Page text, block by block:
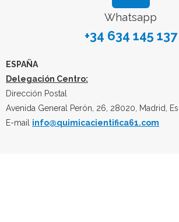
Whatsapp
+34 634 145 137
ESPAÑA
Delegación Centro:
Dirección Postal
Avenida General Perón, 26, 28020, Madrid,
E-mail info@quimicacientifica61.com